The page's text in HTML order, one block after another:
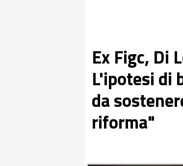
Ex Figc, Di
L'ipotesi di
da
riforma"